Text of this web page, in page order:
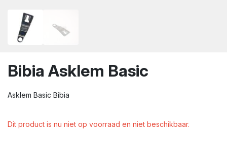
Bibia Asklem Basic
Asklem Basic Bibia
Dit product is nu niet op voorraad en niet beschikbaar.